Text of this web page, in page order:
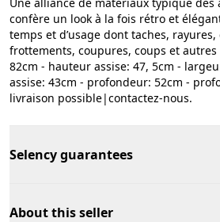
confère un look à la fois rétro et
temps et d’usage dont taches,
frottements, coupures, coups et
82cm - hauteur assise: 47, 5cm -
assise: 43cm - profondeur: 52cm -
livraison possible|contactez-nous.
Selency guarantees
About this seller